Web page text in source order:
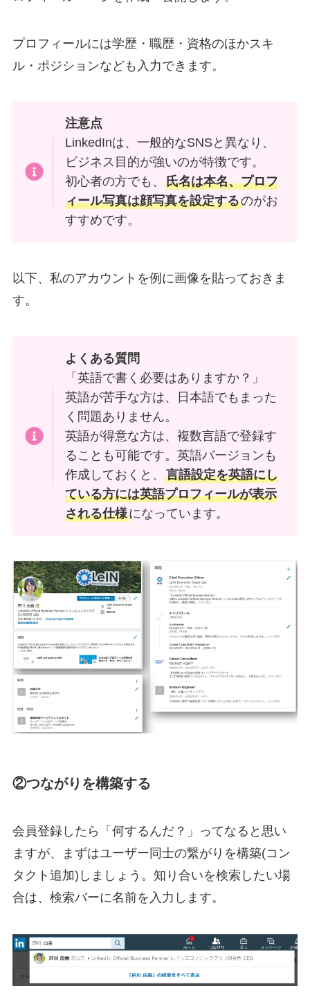
プロフィールには学歴・職歴・資格のほかスキ
ル・ポジションなども入力できます。
注意点
LinkedInは、一般的なSNSと異なり、
ビジネス目的が強いのが特徴です。
初心者の方でも、氏名は本名、プロフ
ィール写真は顔写真を設定するのがお
すすめです。
以下、私のアカウントを例に画像を貼っておきま
す。
よくある質問
「英語で書く必要はありますか？」
英語が苦手な方は、日本語でもまった
く問題ありません。
英語が得意な方は、複数言語で登録す
ることも可能です。英語バージョンも
作成しておくと、言語設定を英語にし
ている方には英語プロフィールが表示
される仕様になっています。
②つながりを構築する
会員登録したら「何するんだ？」ってなると思い
ますが、まずはユーザー同士の繋がりを構築(コン
タクト追加)しましょう。知り合いを検索したい場
合は、検索バーに名前を入力します。